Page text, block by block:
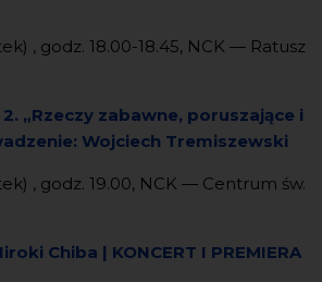
, godz. 18.00-18.45, NCK — Ratusz
„Rzeczy zabawne, poruszające i
Wojciech Tremiszewski
, godz. 19.00, NCK — Centrum św.
Chiba | KONCERT I PREMIERA